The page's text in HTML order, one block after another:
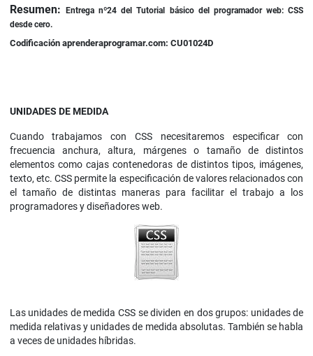
Detalles
Resumen: Entrega nº24 delTutorial básico del programador web: CSS
desde cero.
Codificación aprenderaprogramar.com: CU01024D
UNIDADES DE MEDIDA
Cuando trabajamos con CSS necesitaremos especificar con
frecuencia anchura, altura, márgenes o tamaño de distintos
elementos como cajas contenedoras de distintos tipos, imágenes,
texto, etc. CSS permite la especificación de valores relacionados con
el tamaño de distintas maneras para facilitar el trabajo a los
programadores y diseñadores web.
Las unidades de medida CSS se dividen en dos grupos: unidades de
medida relativas y unidades de medida absolutas. También se habla
a veces de unidades híbridas.